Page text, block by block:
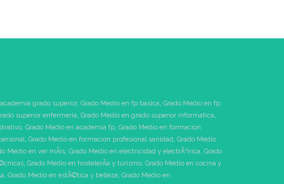
grado superior, Grado Medio en fp basica, Grado Medio en fp
superior enfermeria, Grado Medio en grado superior informatica,
, Grado Medio en academia fp, Grado Medio en formacion
, Grado Medio en formacion profesional sanidad, Grado Medio
Medio en ver mÃ¡s, Grado Medio en electricidad y electrÃ³nica, Grado
, Grado Medio en hostelerÃ­a y turismo, Grado Medio en cocina y
, Grado Medio en estÃ©tica y belleza, Grado Medio en